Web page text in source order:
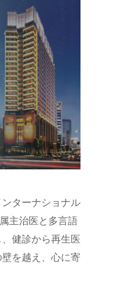
ターナショナル
主治医と多言語
健診から再生医
を越え、心に寄